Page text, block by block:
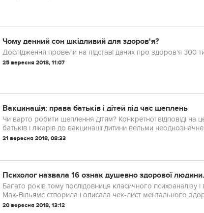
Чому денний сон шкідливий для здоров'я?
Дослідження провели на підставі даних про здоров'я 300
25 вересня 2018, 11:07
Вакцинація: права батьків і дітей під час щеплень
Чи варто робити щеплення дітям? Конкретної відповіді на
батьків і лікарів до вакцинації дитини вельми
здорового суспільства та сприяють підвищенню імуніт...
21 вересня 2018, 08:33
Психолог назвала 16 ознак душевно здорової
Багато років тому послідовниця класичного психоаналізу
Мак-Вільямс створила і описала чек-лист ментального здоров’я, яким
користуються і донині. Чи зможете ви погодитися ...
20 вересня 2018, 13:12